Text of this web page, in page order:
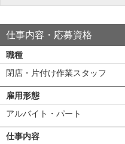
仕事内容・応募資格
職種
閉店・片付け作業スタッフ
雇用形態
アルバイト・パート
仕事内容